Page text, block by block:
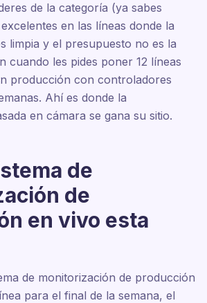
de la categoría (ya sabes
en las líneas donde la
limpia y el presupuesto no es la
cuando les pides poner 12 líneas
producción con controladores
Ahí es donde la
en cámara se gana su sitio.
de
de
en vivo esta
de monitorización de producción
para el final de la semana, el